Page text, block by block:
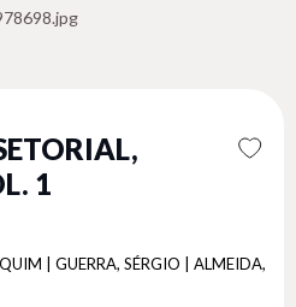
1
| GUERRA, SÉRGIO | ALMEIDA,